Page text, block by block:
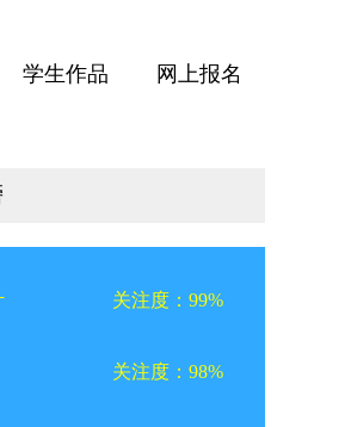
学生作品 网上报名
关注度：99%
关注度：98%